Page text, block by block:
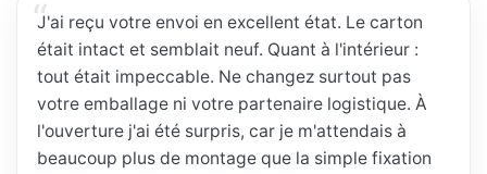
J'ai reçu votre envoi en excellent état. Le carton
était intact et semblait neuf. Quant à l'intérieur :
tout était impeccable. Ne changez surtout pas
votre emballage ni votre partenaire logistique. À
l'ouverture j'ai été surpris, car je m'attendais à
beaucoup plus de montage que la simple fixation